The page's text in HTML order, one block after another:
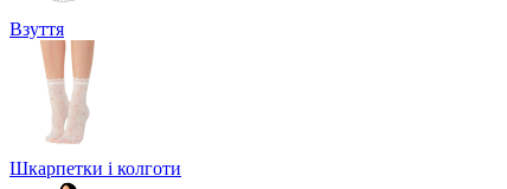
Взуття
Шкарпетки і колготи